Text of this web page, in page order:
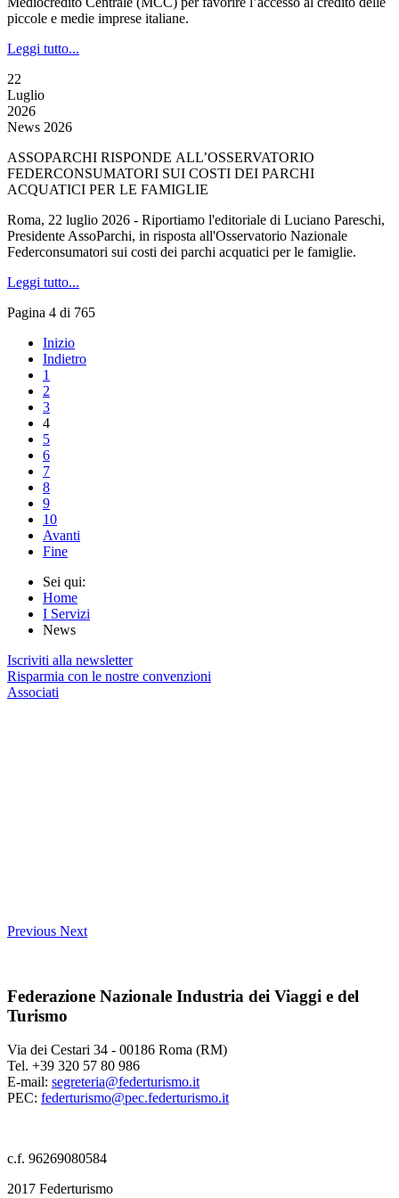
piccole e medie imprese italiane.
Leggi tutto...
22
Luglio
2026
News 2026
ASSOPARCHI RISPONDE ALL’OSSERVATORIO
FEDERCONSUMATORI SUI COSTI DEI PARCHI
ACQUATICI PER LE FAMIGLIE
Roma, 22 luglio 2026 - Riportiamo l'editoriale di Luciano Pareschi,
Presidente AssoParchi, in risposta all'Osservatorio Nazionale
Federconsumatori sui costi dei parchi acquatici per le famiglie.
Leggi tutto...
Pagina 4 di 765
Inizio
Indietro
1
2
3
4
5
6
7
8
9
10
Avanti
Fine
Sei qui:
Home
I Servizi
News
Iscriviti alla newsletter
Risparmia con le nostre convenzioni
Associati
Previous Next
Federazione Nazionale Industria dei Viaggi e del
Turismo
Via dei Cestari 34 - 00186 Roma (RM)
Tel. +39 320 57 80 986
E-mail: segreteria@federturismo.it
PEC: federturismo@pec.federturismo.it
c.f. 96269080584
2017 Federturismo